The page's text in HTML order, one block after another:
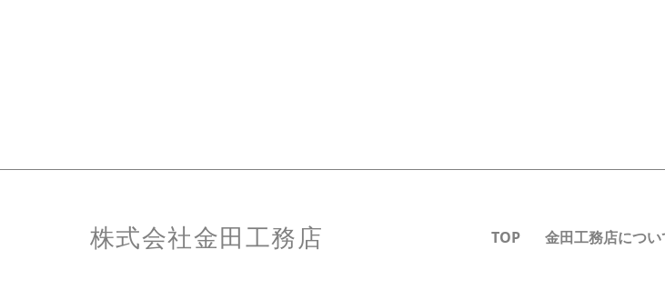
株式会社金田工務店 TOP 金田工務店につい